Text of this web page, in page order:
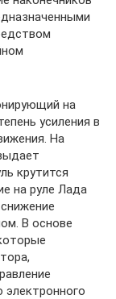
на
усиления в
На
крутится
на руле Лада
В основе